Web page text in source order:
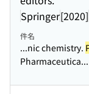
Springer[2020]
件名
...nic chemistry.
Pharmaceutica...